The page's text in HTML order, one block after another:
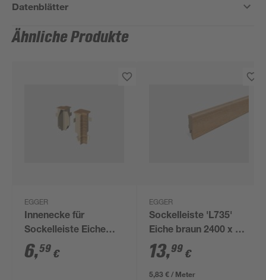
Datenblätter
Ähnliche Produkte
EGGER
Innenecke für
Sockelleiste Eiche
rotbraun 2 Stück
6,59 €
EGGER
Sockelleiste 'L735'
Eiche braun 2400 x 58
x 14 mm
13,99 €
5,83 € / Meter